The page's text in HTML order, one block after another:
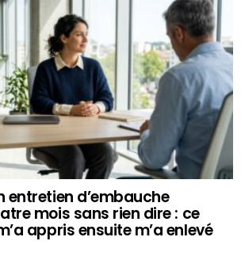
entretien d’embauche
mois sans rien dire : ce
appris ensuite m’a enlevé